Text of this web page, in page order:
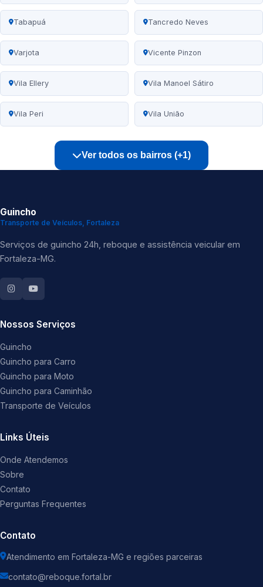
Tabapuá Tancredo Neves
Varjota Vicente Pinzon
Vila Ellery Vila Manoel Sátiro
Vila Peri Vila União
Ver todos os bairros (+1)
Guincho
Transporte de Veículos, Fortaleza
Serviços de guincho 24h, reboque e assistência veicular em
Fortaleza-MG.
Nossos Serviços
Guincho
Guincho para Carro
Guincho para Moto
Guincho para Caminhão
Transporte de Veículos
Links Úteis
Onde Atendemos
Sobre
Contato
Perguntas Frequentes
Contato
Atendimento em Fortaleza-MG e regiões parceiras
contato@reboque.fortal.br